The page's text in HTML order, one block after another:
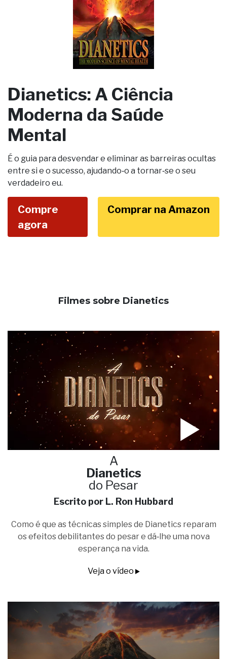
Dianetics: A Ciência
Moderna da Saúde
Mental
É o guia para desvendar e eliminar as barreiras ocultas
entre si e o sucesso, ajudando‑o a tornar‑se o seu
verdadeiro eu.
Compre
agora
Comprar na Amazon
Filmes sobre Dianetics
A
Dianetics
do Pesar
Escrito por L. Ron Hubbard
Como é que as técnicas simples de Dianetics reparam
os efeitos debilitantes do pesar e dá‑lhe uma nova
esperança na vida.
Veja o vídeo